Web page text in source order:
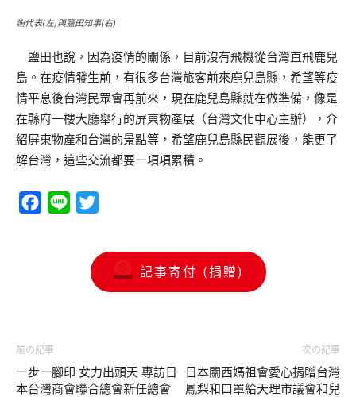
謝代表(左)與鹽田知事(右)
鹽田也說，因為疫情的關係，目前沒有飛機從台灣直飛鹿兒
島。在疫情發生前，有很多台灣旅客前來鹿兒島縣，希望等疫
情平息後台灣民眾會再前來，現在鹿兒島縣就在做準備，像是
在縣府一樓大廳舉行的屏東物產展（台灣文化中心主辦），介
紹屏東物產和台灣的景點等，希望鹿兒島縣民觀展後，能更了
解台灣，這些交流都要一項項累積。
Facebook
Line
記事寄付 (捐贈)
前の記事
一步一腳印 女力出頭天 專訪日
本台灣商會聯合總會新任總會
次の記事
日本關西媽祖會愛心捐贈台灣
鳳梨和口罩給天理市議會和兒